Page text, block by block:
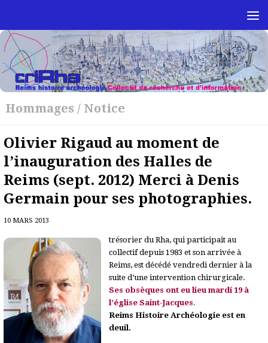
Hommages / Notice
Olivier Rigaud au moment de
l’inauguration des Halles de
Reims (sept. 2012) Merci à Denis
Germain pour ses photographies.
10 MARS 2013
trésorier du Rha, qui participait au
collectif depuis 1983 et son arrivée à
Reims, est décédé vendredi dernier à la
suite d’une intervention chirurgicale.
Ses obsèques ont eu lieu mardi 19 à
l’église Saint-Jacques.
Reims Histoire Archéologie est en
deuil.